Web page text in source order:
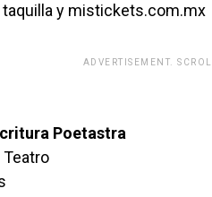
taquilla y mistickets.com.mx
ADVERTISEMENT.
Poetastra
Teatro